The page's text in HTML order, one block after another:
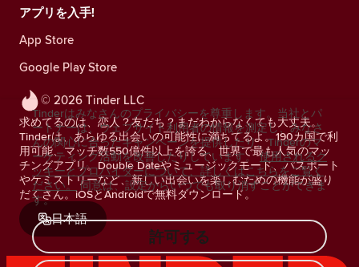
© 2026 Tinder LLC
求めてるのは、恋人？友だち？まだわからなくても大丈夫。
Tinderは、あらゆる出会いの可能性に満ちてるよ。190カ国で利
用可能、マッチ数550億件以上を誇る、世界で最も人気のマッ
チングアプリ。Double Dateやミュージックモード、パスポート
やケミストリーなど、新しい出会いを楽しむための機能が盛り
だくさん。iOSとAndroidで無料ダウンロード。
日本語
アプリを入手!
App Store
Google Play Store
Tinderはみなさんのプライバシーを尊重します。当社とパ
ートナーは、ウェブサイト利用者の情報を測定し、みなさ
んの関心に合ったキャンペーンを提供したり、Tinderのマ
ーケティング活動を改善したりしています。 使用されるク
ッキーとプロバイダーについて、詳しくはこちらをご覧く
ださい。 同意は、設定からいつでも取り消すことができま
す。
許可する